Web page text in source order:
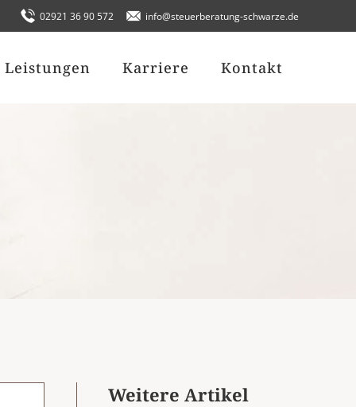
02921 36 90 572 info@steuerberatung-schwarze.de
Leistungen Karriere Kontakt
Weitere Artikel